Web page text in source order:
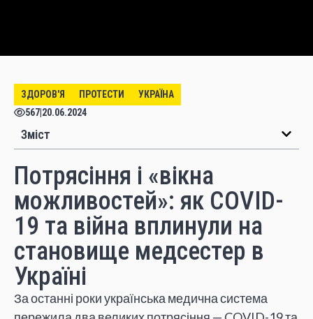
ЗДОРОВ'Я ПРОТЕСТИ
УКРАЇНА
567 20.06.2024
Зміст
Потрясіння і «вікна
можливостей»: як COVID-
19 та війна вплинули на
становище медсестер в
Україні
За останні роки українська медична система